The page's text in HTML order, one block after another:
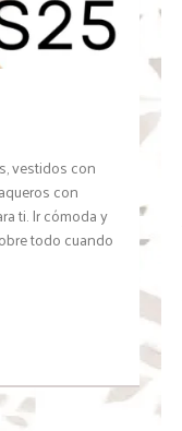
vestidos con
con
ti. Ir cómoda y
todo cuando